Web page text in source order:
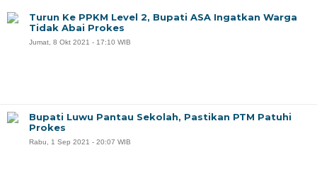
Turun Ke PPKM Level 2, Bupati ASA Ingatkan Warga
Tidak Abai Prokes
Jumat, 8 Okt 2021 - 17:10 WIB
Bupati Luwu Pantau Sekolah, Pastikan PTM Patuhi
Prokes
Rabu, 1 Sep 2021 - 20:07 WIB